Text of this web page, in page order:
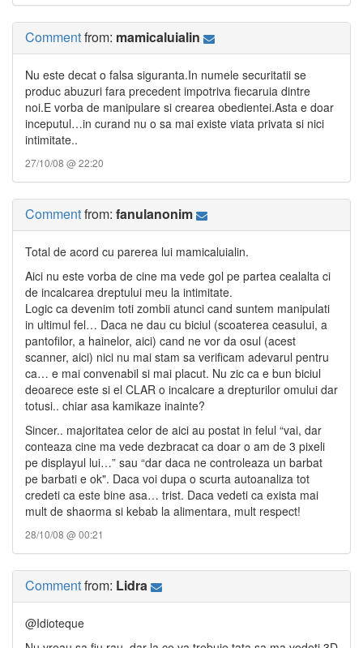
Commentfrom: mamicaluialin
Nu este decat o falsa siguranta.In numele securitatii se
produc abuzuri fara precedent impotriva fiecaruia dintre
noi.E vorba de manipulare si crearea obedientei.Asta e doar
inceputul…in curand nu o sa mai existe viata privata si nici
intimitate..
27/10/08 @ 22:20
Commentfrom: fanulanonim
Total de acord cu parerea lui mamicaluialin.
Aici nu este vorba de cine ma vede gol pe partea cealalta ci
de incalcarea dreptului meu la intimitate.
Logic ca devenim toti zombii atunci cand suntem manipulati
in ultimul fel… Daca ne dau cu biciul (scoaterea ceasului, a
pantofilor, a hainelor, aici) cand ne vor da osul (acest
scanner, aici) nici nu mai stam sa verificam adevarul pentru
ca… e mai convenabil si mai placut. Nu zic ca e bun biciul
deoarece este si el CLAR o incalcare a drepturilor omului dar
totusi.. chiar asa kamikaze inainte?
Sincer.. majoritatea celor de aici au postat in felul “vai, dar
conteaza cine ma vede dezbracat ca doar o am de 3 pixeli
pe displayul lui…” sau “dar daca ne controleaza un barbat
pe barbati e ok". Daca voi dupa o scurta autoanaliza tot
credeti ca este bine asa… trist. Daca vedeti ca exista mai
mult de shaorma si kebab la alimentara, mult respect!
28/10/08 @ 00:21
Commentfrom: Lidra
@Idioteque